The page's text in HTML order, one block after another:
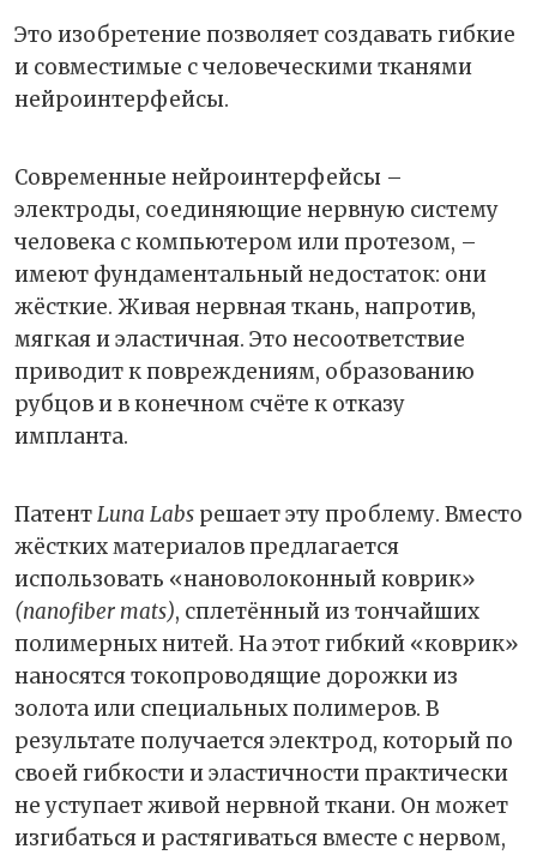
Это изобретение позволяет создавать гибкие
и совместимые с человеческими тканями
нейроинтерфейсы.
Современные нейроинтерфейсы –
электроды, соединяющие нервную систему
человека с компьютером или протезом, –
имеют фундаментальный недостаток: они
жёсткие. Живая нервная ткань, напротив,
мягкая и эластичная. Это несоответствие
приводит к повреждениям, образованию
рубцов и в конечном счёте к отказу
импланта.
ПатентLuna Labs решает эту проблему. Вместо
жёстких материалов предлагается
использовать «нановолоконный коврик»
(nanofiber mats), сплетённый из тончайших
полимерных нитей. На этот гибкий «коврик»
наносятся токопроводящие дорожки из
золота или специальных полимеров. В
результате получается электрод, который по
своей гибкости и эластичности практически
не уступает живой нервной ткани. Он может
изгибаться и растягиваться вместе с нервом,